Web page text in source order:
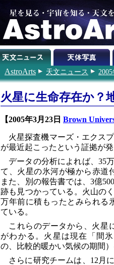
AstroArts 天文ニュース
火星に生命存在か？
【2005年3月23日 Brown
火星探査機マーズ・エクス
が最近起こったという証拠が発
データの分析によれば、35
て、火星の氷河が極から赤道
また、別の報告書では、3億
跡も見つかっている。火山の
万年前に積もったとみられる
ている。
これらのデータから、火星
がわかる。火星は現在「間
の、比較的暖かい気候の期間）
さらに研究チームは、12月